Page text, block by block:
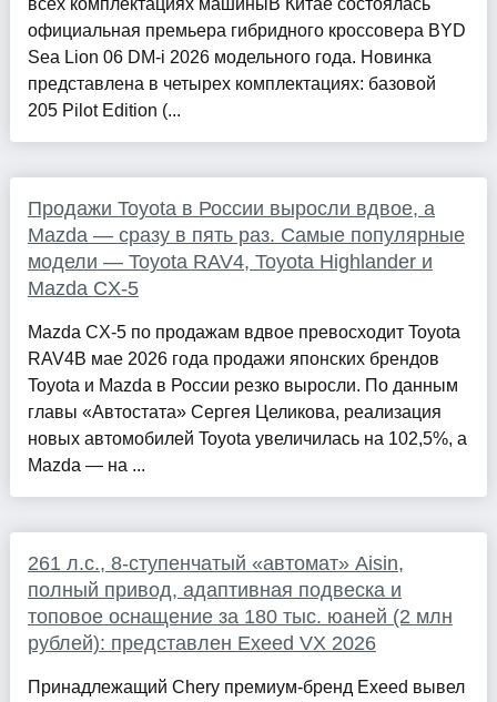
всех комплектациях машиныВ Китае состоялась
официальная премьера гибридного кроссовера BYD
Sea Lion 06 DM-i 2026 модельного года. Новинка
представлена в четырех комплектациях: базовой
205 Pilot Edition (...
Продажи Toyota в России выросли вдвое, а
Mazda — сразу в пять раз. Самые популярные
модели — Toyota RAV4, Toyota Highlander и
Mazda CX-5
Mazda CX-5 по продажам вдвое превосходит Toyota
RAV4В мае 2026 года продажи японских брендов
Toyota и Mazda в России резко выросли. По данным
главы «Автостата» Сергея Целикова, реализация
новых автомобилей Toyota увеличилась на 102,5%, а
Mazda — на ...
261 л.с., 8-ступенчатый «автомат» Aisin,
полный привод, адаптивная подвеска и
топовое оснащение за 180 тыс. юаней (2 млн
рублей): представлен Exeed VX 2026
Принадлежащий Chery премиум-бренд Exeed вывел